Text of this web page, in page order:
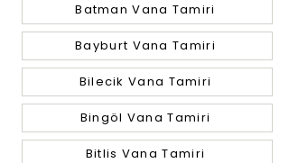
Batman Vana Tamiri
Bayburt Vana Tamiri
Bilecik Vana Tamiri
Bingöl Vana Tamiri
Bitlis Vana Tamiri